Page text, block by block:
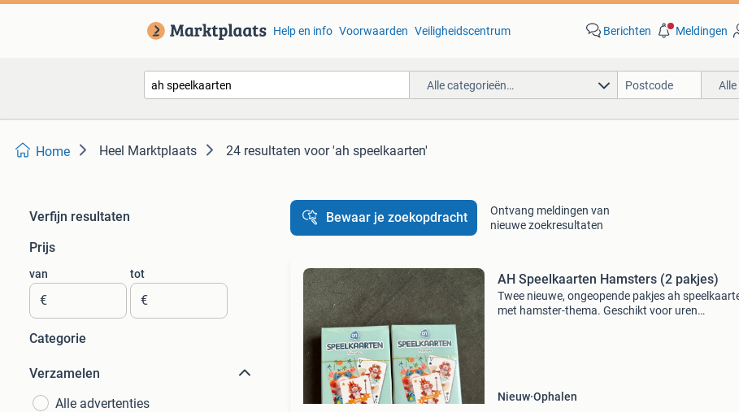
Help en info Voorwaarden Veiligheidscentrum Berichten Meldingen
Alle categorieën…
Home Heel Marktplaats 24 resultaten voor 'ah speelkaarten'
Verfijn resultaten
Prijs
van
€
tot
€
Categorie
Verzamelen
Alle advertenties
Bewaar je zoekopdracht
Ontvang meldingen van
nieuwe zoekresultaten
AH Speelkaarten Hamsters (2 pakjes)
Twee nieuwe, ongeopende pakjes ah
met hamster-thema. Geschikt voor uren
Nieuw Ophalen